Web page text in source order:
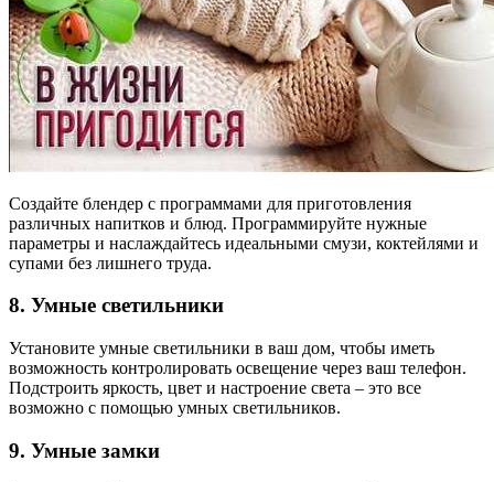
Создайте блендер с программами для приготовления
различных напитков и блюд. Программируйте нужные
параметры и наслаждайтесь идеальными смузи, коктейлями и
супами без лишнего труда.
8. Умные светильники
Установите умные светильники в ваш дом, чтобы иметь
возможность контролировать освещение через ваш телефон.
Подстроить яркость, цвет и настроение света – это все
возможно с помощью умных светильников.
9. Умные замки